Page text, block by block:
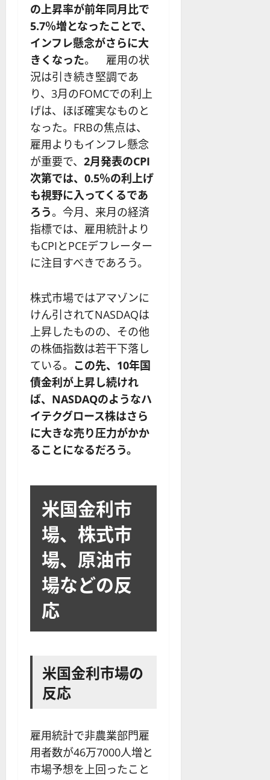
の上昇率が前年同月比で
5.7％増となったことで、
インフレ懸念がさらに大
きくなった。 雇用の状
況は引き続き堅調であ
り、3月のFOMCでの利上
げは、ほぼ確実なものと
なった。FRBの焦点は、
雇用よりもインフレ懸念
が重要で、 2月発表のCPI
次第では、0.5％の利上げ
も視野に入ってくるであ
ろう。今月、来月の経済
指標では、雇用統計より
もCPIとPCEデフレーター
に注目すべきであろう。
株式市場ではアマゾンに
けん引されてNASDAQは
上昇したものの、その他
の株価指数は若干下落し
ている。 この先、10年国
債金利が上昇し続けれ
ば、NASDAQのようなハ
イテクグロース株はさら
に大きな売り圧力がかか
ることになるだろう。
米国金利市
場、株式市
場、原油市
場などの反
応
米国金利市場の
反応
雇用統計で非農業部門雇
用者数が46万7000人増と
市場予想を上回ったこと